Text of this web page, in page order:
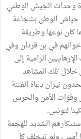
وحدات الجيش الوطني
حياض الوطن بشجاعة
كان نوعها وطريقة
إخوانهم في بن قردان وفي
الرامية إلى
خلال تلك المشاهد
نيران دعاة الفتنة
وقوّات الأمن والحرس
لتونس.
الشديد للهجمة